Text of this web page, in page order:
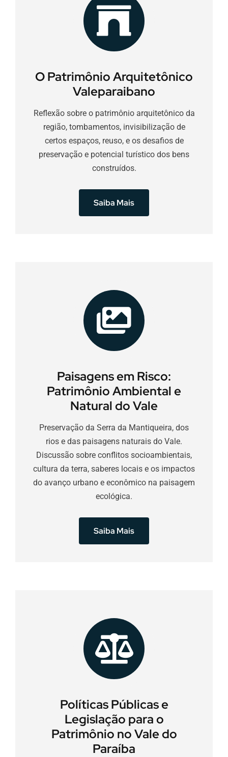
O Patrimônio Arquitetônico
Valeparaibano
Reflexão sobre o patrimônio arquitetônico da
região, tombamentos, invisibilização de
certos espaços, reuso, e os desafios de
preservação e potencial turístico dos bens
construídos.
Saiba Mais
Paisagens em Risco:
Patrimônio Ambiental e
Natural do Vale
Preservação da Serra da Mantiqueira, dos
rios e das paisagens naturais do Vale.
Discussão sobre conflitos socioambientais,
cultura da terra, saberes locais e os impactos
do avanço urbano e econômico na paisagem
ecológica.
Saiba Mais
Políticas Públicas e
Legislação para o
Patrimônio no Vale do
Paraíba